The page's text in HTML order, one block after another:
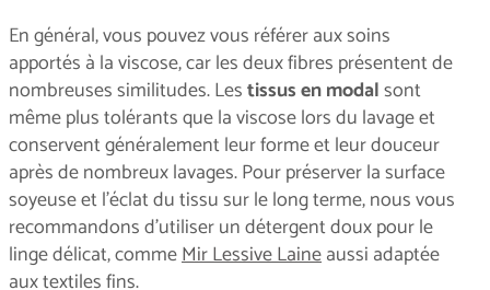
En général, vous pouvez vous référer aux soins
apportés à la viscose, car les deux fibres présentent de
nombreuses similitudes. Lestissus en modalsont
même plus tolérants que la viscose lors du lavage et
conservent généralement leur forme et leur douceur
après de nombreux lavages. Pour préserver la surface
soyeuse et l'éclat du tissu sur le long terme, nous vous
recommandons d'utiliser un détergent doux pour le
linge délicat, commeMir Lessive Laineaussi adaptée
aux textiles fins.